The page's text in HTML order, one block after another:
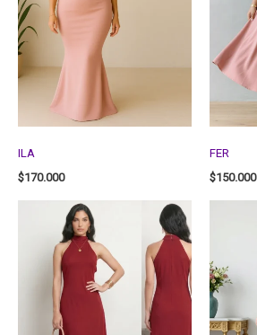
ILA
$170.000
FER
$150.000